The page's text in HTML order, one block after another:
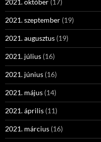
2021. október (17)
2021. szeptember (19)
2021. augusztus (19)
2021. július (16)
2021. június (16)
2021. május (14)
2021. április (11)
2021. március (16)